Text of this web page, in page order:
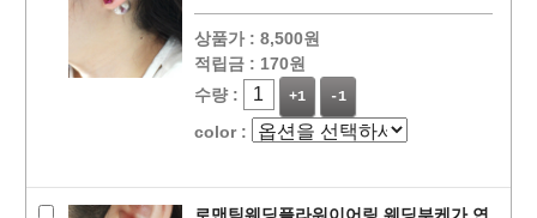
상품가 : 8,500원
적립금 : 170원
수량 :
+1 -1
color :
로맨틱웨딩플라워이어링 웨딩부케가 연